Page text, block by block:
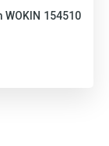
WOKIN 154510